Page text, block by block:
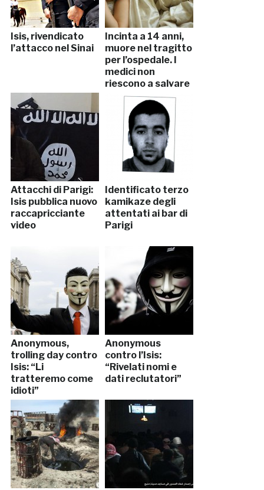
Isis, rivendicato
l’attacco nel Sinai
Incinta a 14 anni,
muore nel tragitto
per l’ospedale. I
medici non
riescono a salvare
il bimbo
Attacchi di Parigi:
Isis pubblica nuovo
raccapricciante
video
Identificato terzo
kamikaze degli
attentati ai bar di
Parigi
Anonymous,
trolling day contro
Isis: “Li
tratteremo come
idioti”
Anonymous
contro l’Isis:
“Rivelati nomi e
dati reclutatori”